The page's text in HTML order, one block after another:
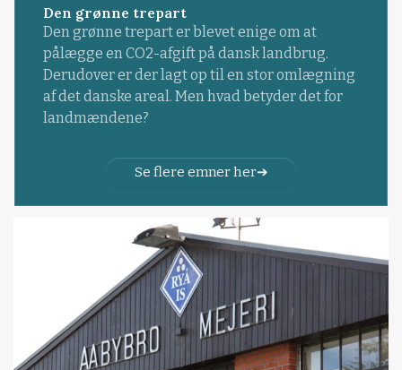
Den grønne trepart
Den grønne trepart er blevet enige om at
pålægge en CO2-afgift på dansk landbrug.
Derudover er der lagt op til en stor omlægning
af det danske areal. Men hvad betyder det for
landmændene?
Se flere emner her